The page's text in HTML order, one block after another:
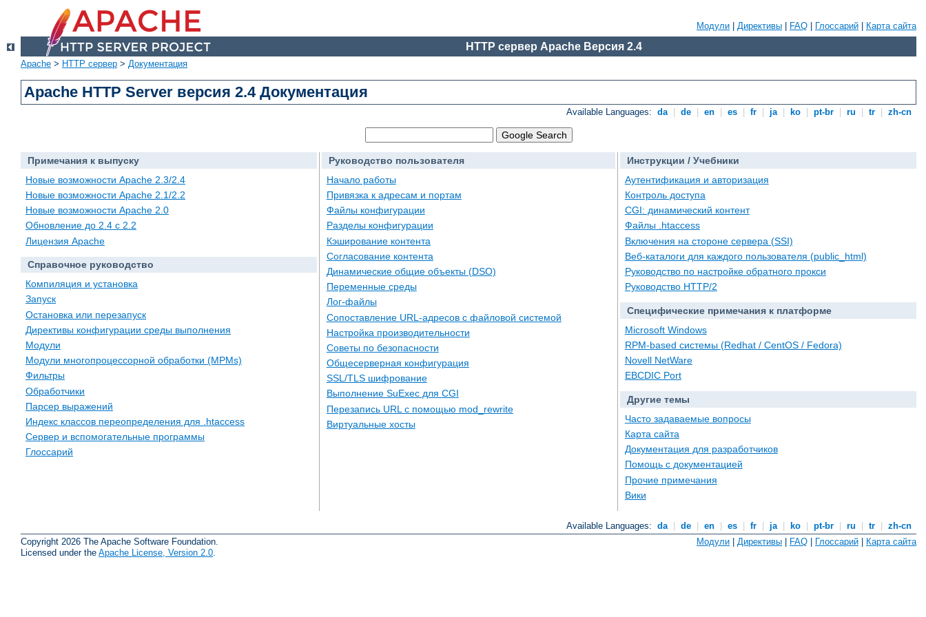
Модули Директивы FAQ Глоссарий Карта сайта
HTTP сервер Apache Версия 2.4
Apache > HTTP сервер > Документация
Apache HTTP Server версия 2.4 Документация
Available Languages: da de en es fr ja ko pt-br ru tr zh-cn
Примечания к выпуску
Новые возможности Apache 2.3/2.4
Новые возможности Apache 2.1/2.2
Новые возможности Apache 2.0
Обновление до 2.4 с 2.2
Лицензия Apache
Справочное руководство
Компиляция и установка
Запуск
Остановка или перезапуск
Директивы конфигурации среды выполнения
Модули
Модули многопроцессорной обработки (MPMs)
Фильтры
Обработчики
Парсер выражений
Индекс классов переопределения для .htaccess
Сервер и вспомогательные программы
Глоссарий
Руководство пользователя
Начало работы
Привязка к адресам и портам
Файлы конфигурации
Разделы конфигурации
Кэширование контента
Согласование контента
Динамические общие объекты (DSO)
Переменные среды
Лог-файлы
Сопоставление URL-адресов с файловой системой
Настройка производительности
Советы по безопасности
Общесерверная конфигурация
SSL/TLS шифрование
Выполнение SuExec для CGI
Перезапись URL с помощью mod_rewrite
Виртуальные хосты
Инструкции / Учебники
Аутентификация и авторизация
Контроль доступа
CGI: динамический контент
Файлы .htaccess
Включения на стороне сервера (SSI)
Веб-каталоги для каждого пользователя (public_html)
Руководство по настройке обратного прокси
Руководство HTTP/2
Специфические примечания к платформе
Microsoft Windows
RPM-based системы (Redhat / CentOS / Fedora)
Novell NetWare
EBCDIC Port
Другие темы
Часто задаваемые вопросы
Карта сайта
Документация для разработчиков
Помощь с документацией
Прочие примечания
Вики
Available Languages: da de en es fr ja ko pt-br ru tr
zh-cn
Copyright 2026 The Apache Software Foundation.
Licensed under the Apache License, Version 2.0
Модули | Директивы | FAQ | Глоссарий | Карта сайта